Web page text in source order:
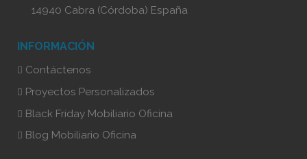
14940 Cabra (Córdoba) España
INFORMACIÓN
Contáctenos
Proyectos Personalizados
Black Friday Mobiliario Oficina
Blog Mobiliario Oficina